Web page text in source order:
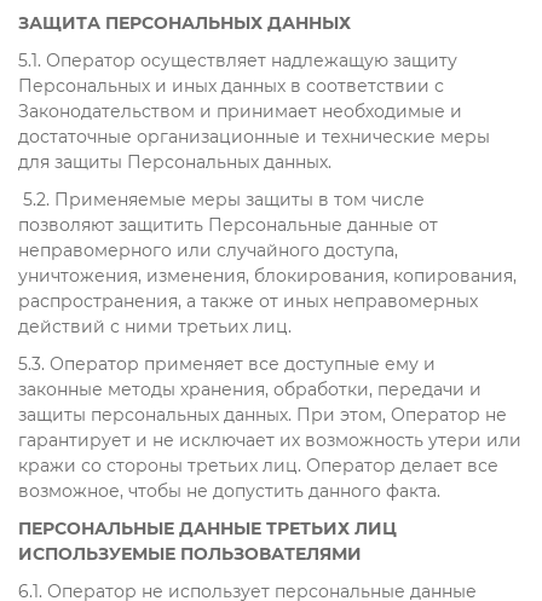
ЗАЩИТА ПЕРСОНАЛЬНЫХ ДАННЫХ
5.1. Оператор осуществляет надлежащую защиту
Персональных и иных данных в соответствии с
Законодательством и принимает необходимые и
достаточные организационные и технические меры
для защиты Персональных данных.
5.2. Применяемые меры защиты в том числе
позволяют защитить Персональные данные от
неправомерного или случайного доступа,
уничтожения, изменения, блокирования, копирования,
распространения, а также от иных неправомерных
действий с ними третьих лиц.
5.3. Оператор применяет все доступные ему и
законные методы хранения, обработки, передачи и
защиты персональных данных. При этом, Оператор не
гарантирует и не исключает их возможность утери или
кражи со стороны третьих лиц. Оператор делает все
возможное, чтобы не допустить данного факта.
ПЕРСОНАЛЬНЫЕ ДАННЫЕ ТРЕТЬИХ ЛИЦ
ИСПОЛЬЗУЕМЫЕ ПОЛЬЗОВАТЕЛЯМИ
6.1. Оператор не использует персональные данные